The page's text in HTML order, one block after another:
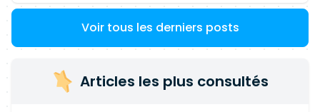
Voir tous les derniers posts
Articles les plus consultés